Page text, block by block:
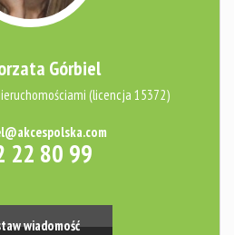
Górbiel
(licencja 15372)
22 80 99
wiadomość